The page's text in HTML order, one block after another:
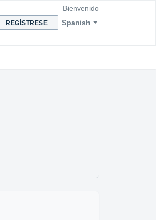
Spanish
Bienvenido
REGÍSTRESE